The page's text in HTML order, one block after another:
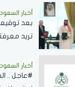
أخبار
بعد
تريد
ودورها في
والردع
أخبار
#عاجل ..